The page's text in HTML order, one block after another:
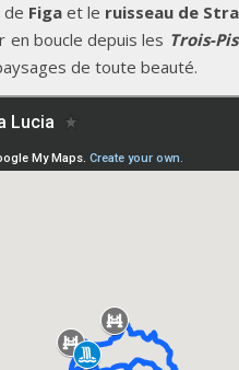
de Figa et le ruisseau de
en boucle depuis les Trois-
de toute beauté.